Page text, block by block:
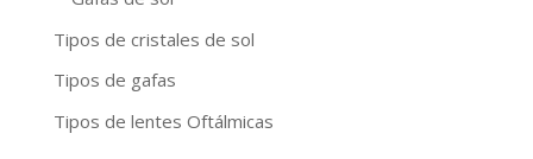
Tipos de cristales de sol
Tipos de gafas
Tipos de lentes Oftálmicas